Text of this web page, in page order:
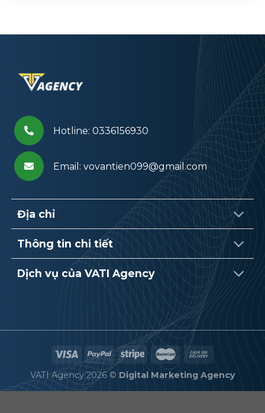
Hotline: 0336156930
Email: vovantien099@gmail.com
Địa chỉ
Thông tin chi tiết
Dịch vụ của VATI Agency
VATI Agency 2026 © Digital Marketing Agency